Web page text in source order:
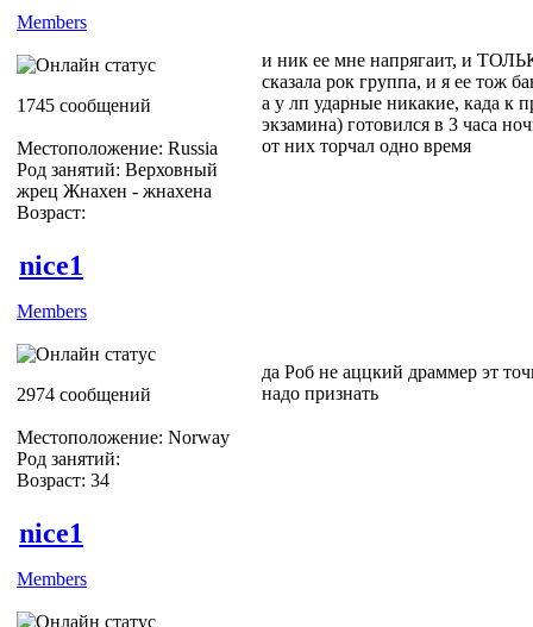
Members
1745 сообщений
Местоположение: Russia
Род занятий: Верховный
жрец Жнахен - жнахена
Возраст:
и ник ее мне напрягаит, и
сказала рок группа, и я ее тож
а у лп ударные никакие, када к
экзамина) готовился в 3 часа
от них торчал одно время
nice1
Members
2974 сообщений
Местоположение: Norway
Род занятий:
Возраст: 34
да Роб не аццкий драммер эт
надо признать
nice1
Members